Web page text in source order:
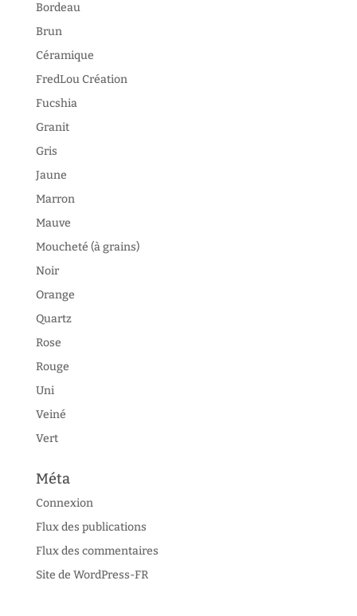
Bordeau
Brun
Céramique
FredLou Création
Fucshia
Granit
Gris
Jaune
Marron
Mauve
Moucheté (à grains)
Noir
Orange
Quartz
Rose
Rouge
Uni
Veiné
Vert
Méta
Connexion
Flux des publications
Flux des commentaires
Site de WordPress-FR